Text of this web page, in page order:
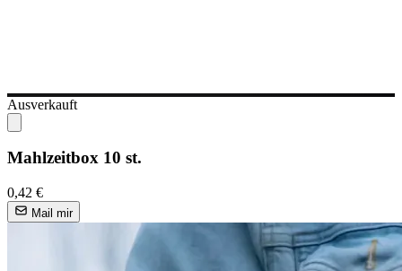
Ausverkauft
Mahlzeitbox 10 st.
0,42 €
Mail mir